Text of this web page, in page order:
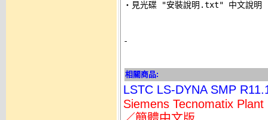
‧見光碟 "安裝說明.txt" 中文說明
-
相關商品:
LSTC LS-DYNA SMP
Siemens Tecnomatix